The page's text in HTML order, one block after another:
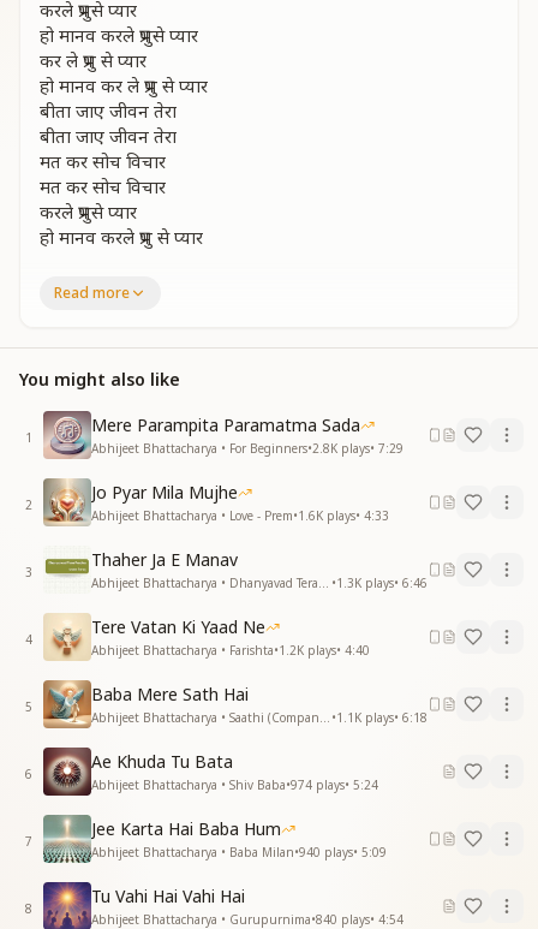
करले प्रभुसे प्यार
हो मानव करले प्रभुसे प्यार
कर ले प्रभु से प्यार
हो मानव कर ले प्रभु से प्यार
बीता जाए जीवन तेरा
बीता जाए जीवन तेरा
मत कर सोच विचार
मत कर सोच विचार
करले प्रभुसे प्यार
हो मानव करले प्रभु से प्यार
बूढ़ा हो फिर खतम कहानी
बूढ़ा हो फिर खतम कहानी
रंक हो या राजा रानी
रही ना उनकी कोई निशानी
रही ना उनकी कोई निशानी
किसका तुझे इंतजार
मानव किसका तुझे इंतजार
किसका तुझे इंतजार
मानव किसका तुझे इंतजार
कर ले प्रभु से प्यार
हो मानव कर ले प्रभु से प्यार
परमधाम से शिव है आए
गीता का वो ज्ञान सुनाए
परमधाम से शिव है आए
गीता का वो ज्ञान सुनाए
पिता गुरु बन योग सिखाए
स्वर्ग का वरसा देने आए
स्वर्ग का वरसा देने आए
ब्रम्हा का तन ले आधार
ब्रम्हा का तन ले आधार
ब्रम्हा का तन ले आधार
ब्रम्हा का तन ले आधार
कर ले प्रभु से प्यार
हो मानव कर ले प्रभु से प्यार
Read more
You might also like
1
Mere Parampita Paramatma Sada
Abhijeet Bhattacharya • For Beginners•2.8K plays• 7:29
2
Jo Pyar Mila Mujhe
Abhijeet Bhattacharya • Love - Prem•1.6K plays• 4:33
3
Thaher Ja E Manav
•1.3K plays• 6:46
4
Tere Vatan Ki Yaad Ne
Abhijeet Bhattacharya • Farishta•1.2K plays• 4:40
5
Baba Mere Sath Hai
•1.1K plays• 6:18
6
Ae Khuda Tu Bata
Abhijeet Bhattacharya • Shiv Baba•974 plays• 5:24
7
Jee Karta Hai Baba Hum
Abhijeet Bhattacharya • Baba Milan•940 plays• 5:09
8
Tu Vahi Hai Vahi Hai
Abhijeet Bhattacharya • Gurupurnima•840 plays• 4:54